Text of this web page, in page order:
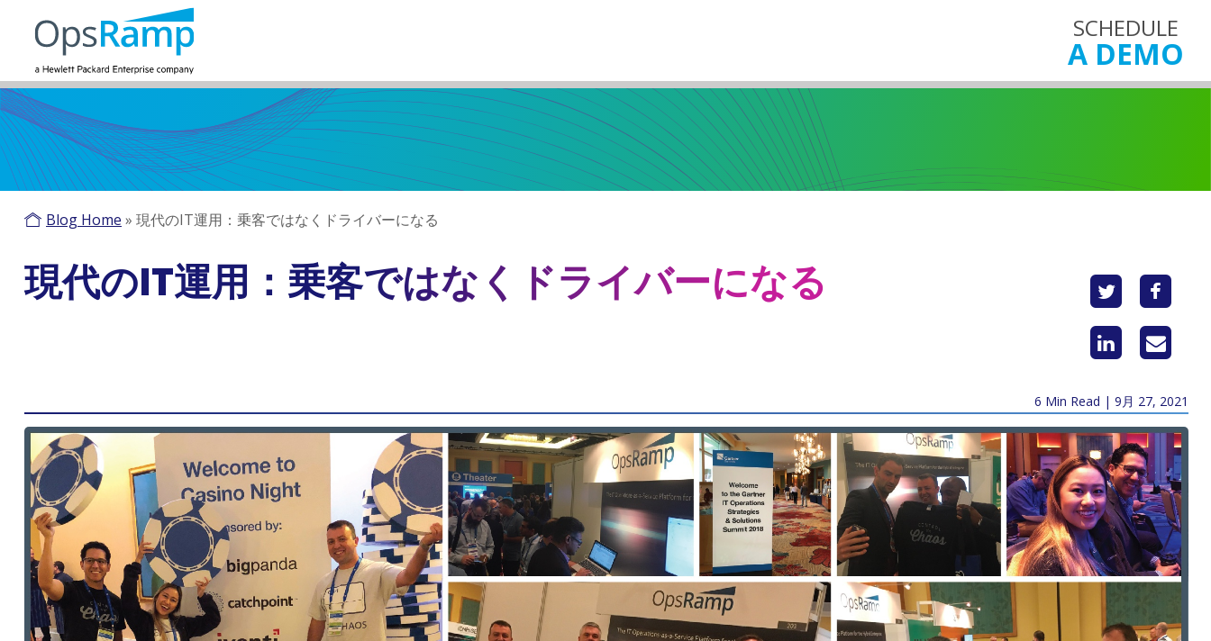
SCHEDULE
A DEMO
Blog Home » 現代のIT運用：乗客ではなくドライバーになる
現代のIT運用：乗客ではなくドライバーになる
6 Min Read | 9月 27, 2021